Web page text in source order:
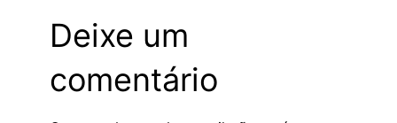
Deixe um
comentário